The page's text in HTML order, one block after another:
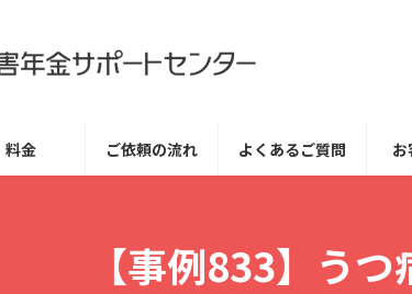
料金 ご依頼の流れ よくあるご質問
【事例833】う